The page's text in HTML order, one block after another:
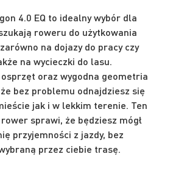
4.0 EQ to idealny wybór dla
roweru do użytkowania
na dojazy do pracy czy
na wycieczki do lasu.
oraz wygodna geometria
bez problemu odnajdziesz się
jak i w lekkim terenie. Ten
sprawi, że będziesz mógł
przyjemności z jazdy, bez
przez ciebie trasę.